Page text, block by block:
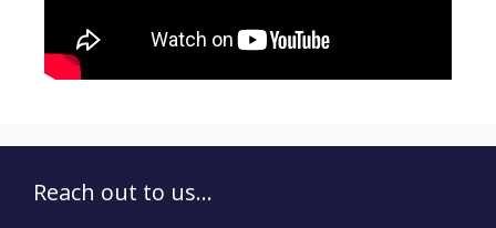
Reach out to us...